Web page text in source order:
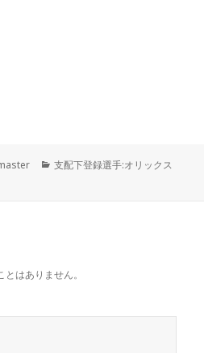
カ
支配下登録選手:オリックス
はありません。